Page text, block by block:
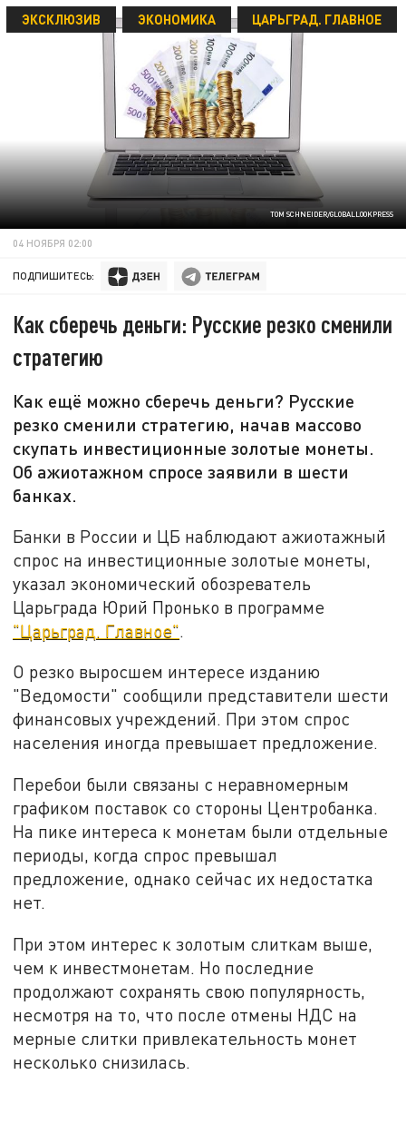
TOM SCHNEIDER/GLOBALLOOKPRESS
ЭКСКЛЮЗИВ ЭКОНОМИКА ЦАРЬГРАД. ГЛАВНОЕ
04 НОЯБРЯ 02:00
ПОДПИШИТЕСЬ:
Как сберечь деньги: Русские резко сменили
стратегию
Как ещё можно сберечь деньги? Русские
резко сменили стратегию, начав массово
скупать инвестиционные золотые монеты.
Об ажиотажном спросе заявили в шести
банках.
Банки в России и ЦБ наблюдают ажиотажный
спрос на инвестиционные золотые монеты,
указал экономический обозреватель
Царьграда Юрий Пронько в программе
"Царьград. Главное".
О резко выросшем интересе изданию
"Ведомости" сообщили представители шести
финансовых учреждений. При этом спрос
населения иногда превышает предложение.
Перебои были связаны с неравномерным
графиком поставок со стороны Центробанка.
На пике интереса к монетам были отдельные
периоды, когда спрос превышал
предложение, однако сейчас их недостатка
нет.
При этом интерес к золотым слиткам выше,
чем к инвестмонетам. Но последние
продолжают сохранять свою популярность,
несмотря на то, что после отмены НДС на
мерные слитки привлекательность монет
несколько снизилась.